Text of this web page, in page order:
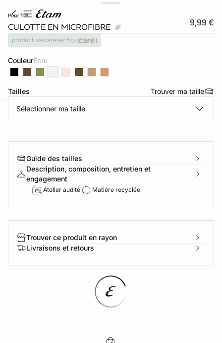
pure fit®
CULOTTE EN MICROFIBRE 9,99 €
product.wecaretext
Couleur ecru
Tailles Trouver ma taille
Sélectionner ma taille
Guide des tailles
Description, composition, entretien et
engagement
Atelier audité Matière recyclée
Trouver ce produit en rayon
Livraisons et retours